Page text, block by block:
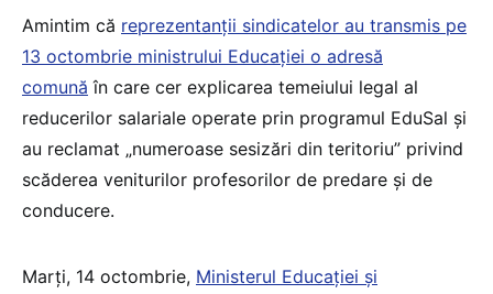
Amintim că reprezentanții sindicatelor au transmis pe
13 octombrie ministrului Educației o adresă
comună în care cer explicarea temeiului legal al
reducerilor salariale operate prin programul EduSal și
au reclamat „numeroase sesizări din teritoriu” privind
scăderea veniturilor profesorilor de predare și de
conducere.
Marți, 14 octombrie, Ministerul Educației și